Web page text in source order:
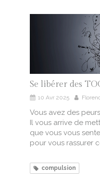
Se libérer des
10 Avr 2025
Vous avez des
Il vous arrive de
que vous vous
pour vous rassurer
compulsion